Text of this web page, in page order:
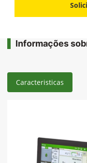
Informações
Caracteristicas